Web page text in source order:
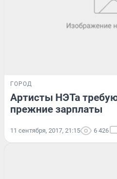
ГОРОД
Артисты НЭТа
прежние зарплаты
11 сентября, 2017, 21:15 6 426